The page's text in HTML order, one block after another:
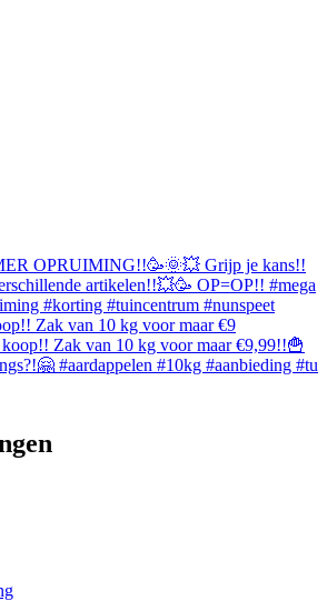
Zak van 10 kg voor maar €9